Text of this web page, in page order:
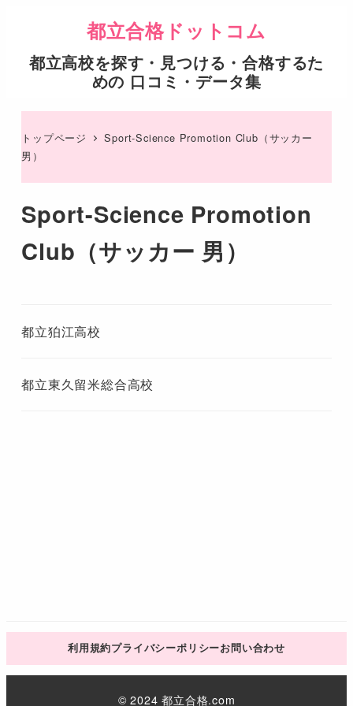
都立合格ドットコム
都立高校を探す・見つける・合格するた
めの 口コミ・データ集
トップページ
Sport-Science Promotion Club（サッカー
男）
Sport-Science Promotion
Club（サッカー 男）
都立狛江高校
都立東久留米総合高校
利用規約プライバシーポリシーお問い合わせ
© 2024 都立合格.com